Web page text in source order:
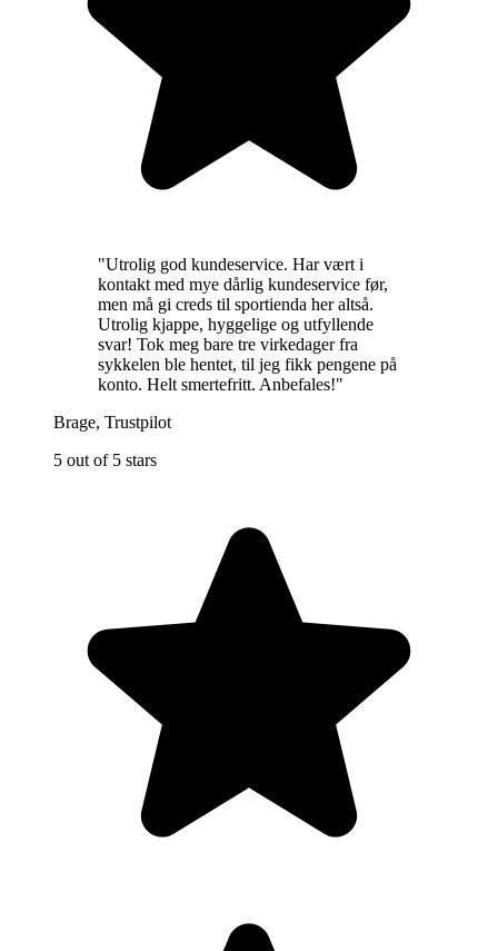
"Utrolig god kundeservice. Har vært i
kontakt med mye dårlig kundeservice før,
men må gi creds til sportienda her altså.
Utrolig kjappe, hyggelige og utfyllende
svar! Tok meg bare tre virkedager fra
sykkelen ble hentet, til jeg fikk pengene på
konto. Helt smertefritt. Anbefales!"
Brage, Trustpilot
5 out of 5 stars